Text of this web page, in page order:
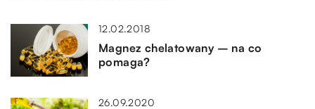
12.02.2018
Magnez chelatowany – na co
pomaga?
26.09.2020